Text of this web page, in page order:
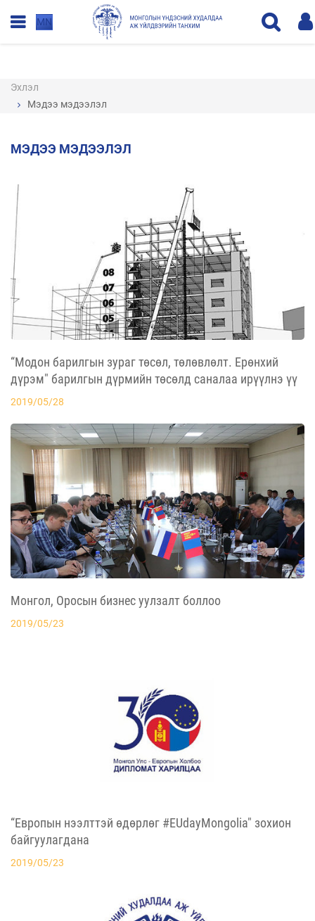
MN
Эхлэл
Мэдээ мэдээлэл
МЭДЭЭ МЭДЭЭЛЭЛ
“Модон барилгын зураг төсөл, төлөвлөлт. Ерөнхий
дүрэм" барилгын дүрмийн төсөлд саналаа ирүүлнэ үү
2019/05/28
Монгол, Оросын бизнес уулзалт боллоо
2019/05/23
“Европын нээлттэй өдөрлөг #EUdayMongolia" зохион
байгуулагдана
2019/05/23